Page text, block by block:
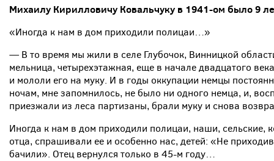
Михаилу Кирилловичу Ковальчуку в 1941-ом было 9
«Иногда к нам в дом приходили полицаи…»
— В то время мы жили в селе Глубочок, Винницкой
мельница, четырехэтажная, еще в начале двадцатого
и мололи его на муку. И в годы оккупации немцы
ночам, мне запомнилось, не было ни одного немца, и,
приезжали из леса партизаны, брали муку и снова
Иногда к нам в дом приходили полицаи, наши, сельские,
отца, спрашивали ее и особенно нас, детей: «Не
бачили». Отец вернулся только в 45-м году…